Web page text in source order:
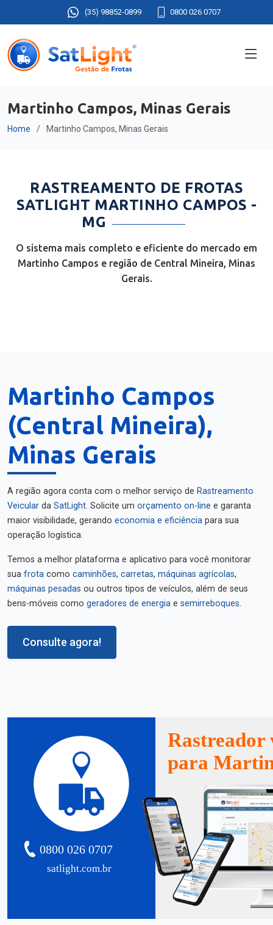
(35) 98852-0899 0800 026 0707
Martinho Campos, Minas Gerais
Home Martinho Campos, Minas Gerais
RASTREAMENTO DE FROTAS
SATLIGHT MARTINHO CAMPOS -
MG
O sistema mais completo e eficiente do mercado em
Martinho Campos e região de Central Mineira, Minas
Gerais.
Martinho Campos
(Central Mineira),
Minas Gerais
A região agora conta com o melhor serviço de Rastreamento
Veicular da SatLight. Solicite um orçamento on-line e garanta
maior visibilidade, gerando economia e eficiência para sua
operação logística.
Temos a melhor plataforma e aplicativo para você monitorar
sua frota como caminhões, carretas, máquinas agrícolas,
máquinas pesadas ou outros tipos de veículos, além de seus
bens-móveis como geradores de energia e semirreboques.
Consulte agora!
satlight.com.br
0800 026 0707
Rastreador
para